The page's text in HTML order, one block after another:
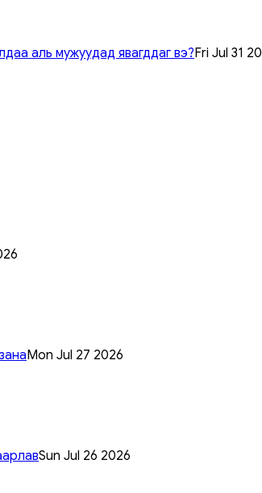
аль мужуудад явагддаг вэ?Fri Jul 31
Mon Jul 27 2026
Sun Jul 26 2026